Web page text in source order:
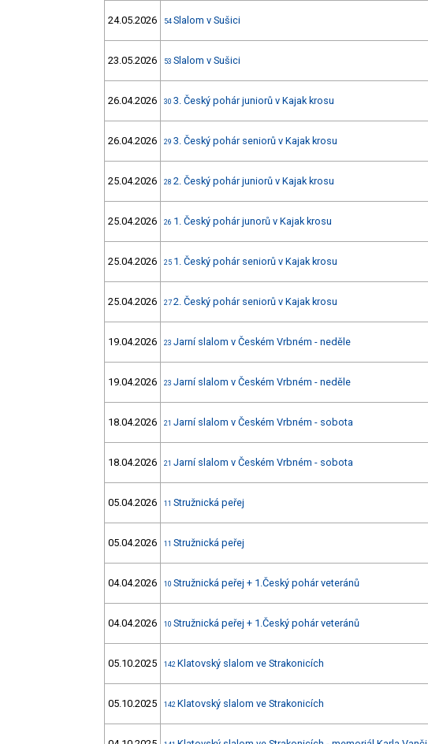
24.05.2026 54 Slalom v Sušici
23.05.2026 53 Slalom v Sušici
26.04.2026 30 3. Český pohár juniorů v Kajak krosu
26.04.2026 29 3. Český pohár seniorů v Kajak krosu
25.04.2026 28 2. Český pohár juniorů v Kajak krosu
25.04.2026 26 1. Český pohár junorů v Kajak krosu
25.04.2026 25 1. Český pohár seniorů v Kajak krosu
25.04.2026 27 2. Český pohár seniorů v Kajak krosu
19.04.2026 23 Jarní slalom v Českém Vrbném - neděle
19.04.2026 23 Jarní slalom v Českém Vrbném - neděle
18.04.2026 21 Jarní slalom v Českém Vrbném - sobota
18.04.2026 21 Jarní slalom v Českém Vrbném - sobota
05.04.2026 11 Stružnická peřej
05.04.2026 11 Stružnická peřej
04.04.2026 10 Stružnická peřej + 1.Český pohár veteránů
04.04.2026 10 Stružnická peřej + 1.Český pohár veteránů
05.10.2025 142 Klatovský slalom ve Strakonicích
05.10.2025 142 Klatovský slalom ve Strakonicích